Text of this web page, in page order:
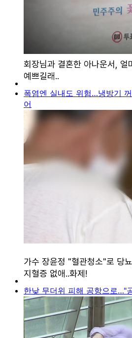
폭염엔 실내도 위험…냉방기
어
한낮 무더위 피해 공항으로…"